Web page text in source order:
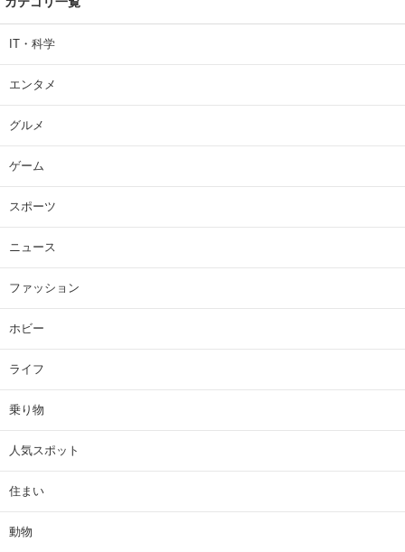
IT・科学
エンタメ
グルメ
ゲーム
スポーツ
ニュース
ファッション
ホビー
ライフ
乗り物
人気スポット
住まい
動物